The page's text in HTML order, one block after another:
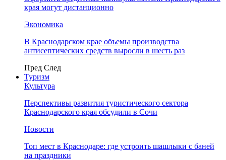
края могут дистанционно
Экономика
В Краснодарском крае объемы производства
антисептических средств выросли в шесть раз
Пред След
Туризм
Культура
Перспективы развития туристического сектора
Краснодарского края обсудили в Сочи
Новости
Топ мест в Краснодаре: где устроить шашлыки с баней
на праздники